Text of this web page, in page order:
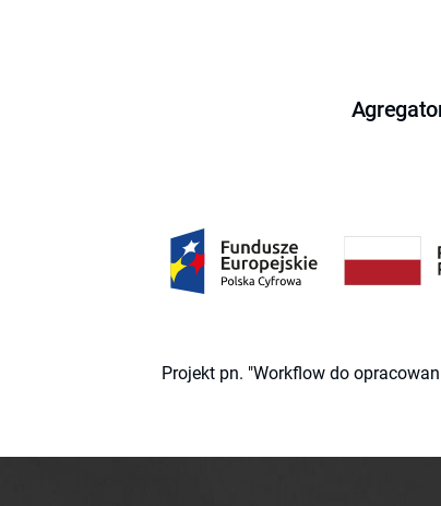
Projekt pn. "Workflow do